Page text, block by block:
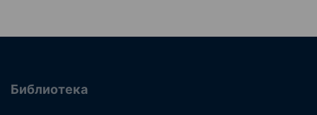
Библиотека